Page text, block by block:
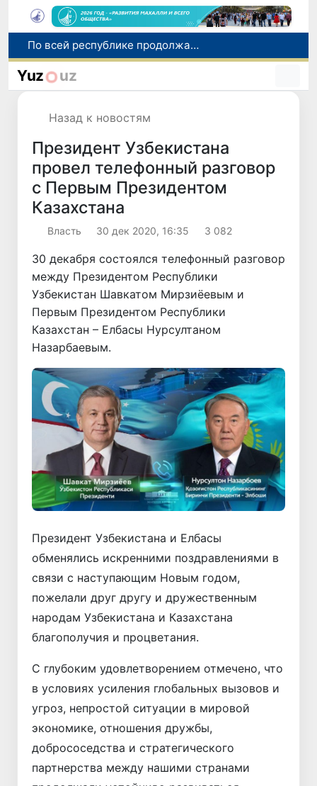
Оказавшийся в сложной ситуации в Германии соотечественник возвращен в Узбекистан
В Узбекистане определили порядок создания и эксплуатации платных автодорог
Yuz uz
Назад к новостям
Президент Узбекистана
провел телефонный разговор
с Первым Президентом
Казахстана
Власть 30 дек 2020, 16:35 3 082
30 декабря состоялся телефонный разговор
между Президентом Республики
Узбекистан Шавкатом Мирзиёевым и
Первым Президентом Республики
Казахстан – Елбасы Нурсултаном
Назарбаевым.
Президент Узбекистана и Елбасы
обменялись искренними поздравлениями в
связи с наступающим Новым годом,
пожелали друг другу и дружественным
народам Узбекистана и Казахстана
благополучия и процветания.
С глубоким удовлетворением отмечено, что
в условиях усиления глобальных вызовов и
угроз, непростой ситуации в мировой
экономике, отношения дружбы,
добрососедства и стратегического
партнерства между нашими странами